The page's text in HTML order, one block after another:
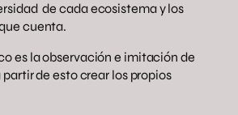
de cada ecosistema y los
cuenta.
es la observación e imitación de
de esto crear los propios